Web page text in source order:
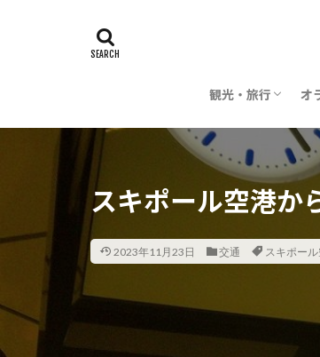
観光・旅行
時期・季節
旅行の計画
飛行機・航空会社
レストラン・料理
芸術
建築
世界遺産
お花
子供・子連れ
オ
スキポール空港か
2023年11月23日 交通 スキポー